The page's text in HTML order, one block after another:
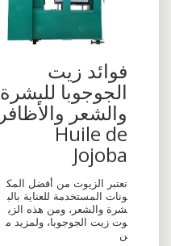
‫فوائد زيت
الجوجوبا للبشرة
والشعر والأظافر
Huile de
Jojoba
تعتبر الزيوت من أفضل المك
ونات المستخدمة للعناية بالب
شرة والشعر، ومن هذه الزي
وت زيت الجوجوبا، ولمزيد م
ن